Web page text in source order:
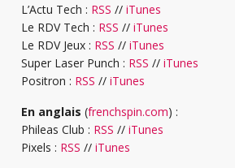
L’Actu Tech : RSS // iTunes
Le RDV Tech : RSS // iTunes
Le RDV Jeux : RSS // iTunes
Super Laser Punch : RSS // iTunes
Positron : RSS // iTunes
En anglais (frenchspin.com) :
Phileas Club : RSS // iTunes
Pixels : RSS // iTunes